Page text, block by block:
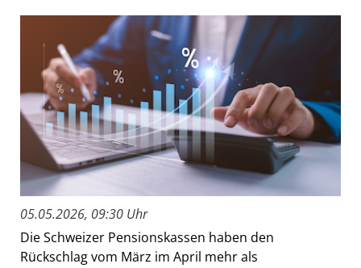
05.05.2026, 09:30 Uhr
Die Schweizer Pensionskassen haben den
Rückschlag vom März im April mehr als